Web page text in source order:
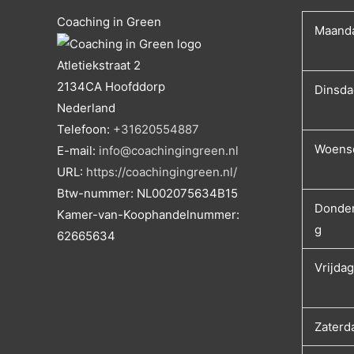
Coaching in Green
Atletiekstraat 2
2134CA Hoofddorp
Nederland
Telefoon: +31620554887
E-mail: info@coachingingreen.nl
URL: https://coachingingreen.nl/
Btw-nummer: NL002075634B15
Kamer-van-Koophandelnummer:
62665634
g
Vrijdag